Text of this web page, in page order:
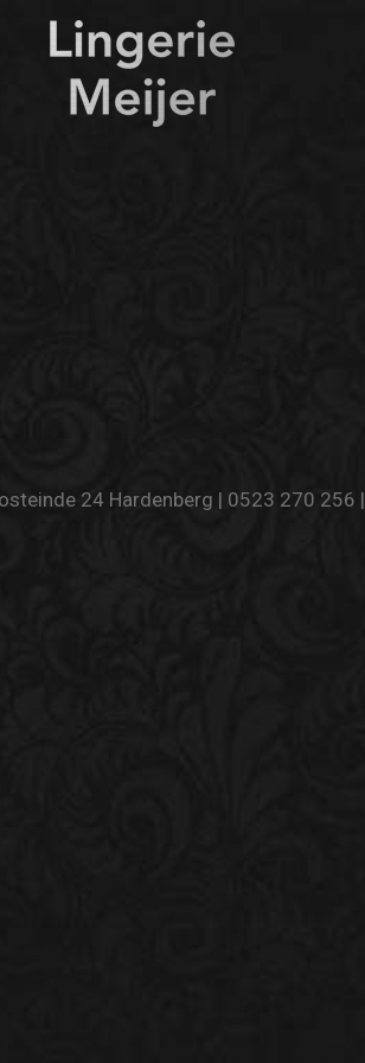
24 Hardenberg | 0523 270 256 |